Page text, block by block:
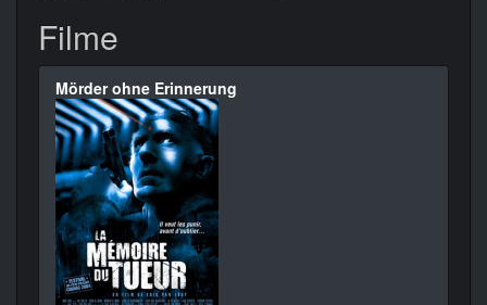
Filme
Mörder ohne Erinnerung